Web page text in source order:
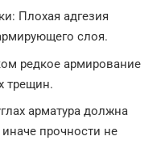
Плохая адгезия
слоя.
редкое армирование
трещин.
арматура должна
иначе прочности не